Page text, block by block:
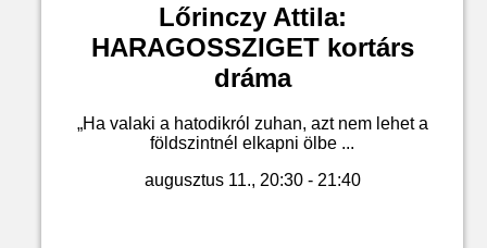
Lőrinczy Attila:
HARAGOSSZIGET kortárs
dráma
„Ha valaki a hatodikról zuhan, azt nem lehet a
földszintnél elkapni ölbe ...
augusztus 11., 20:30 - 21:40